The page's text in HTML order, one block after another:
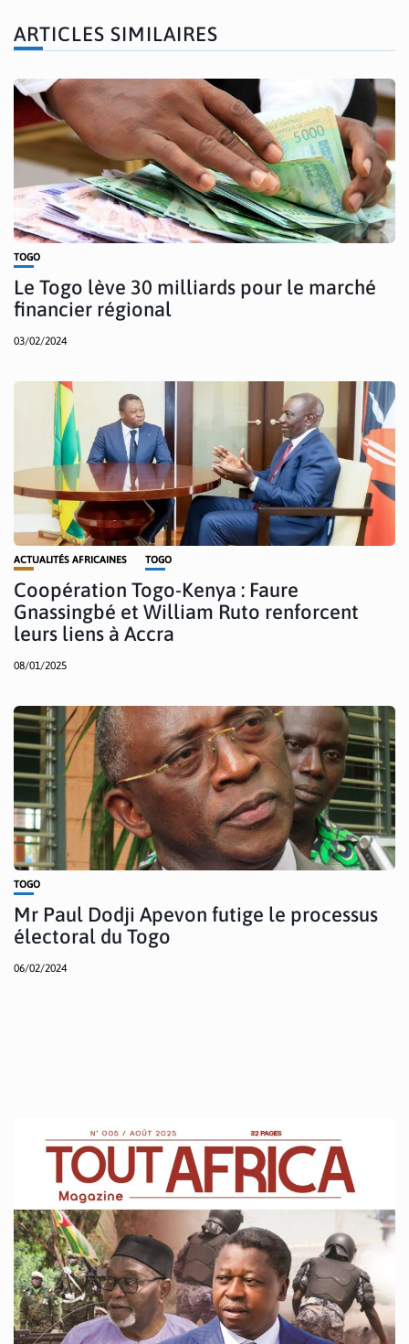
ARTICLES SIMILAIRES
TOGO
Le Togo lève 30 milliards pour le marché
financier régional
03/02/2024
ACTUALITÉS AFRICAINES TOGO
Coopération Togo-Kenya : Faure
Gnassingbé et William Ruto renforcent
leurs liens à Accra
08/01/2025
TOGO
Mr Paul Dodji Apevon futige le processus
électoral du Togo
06/02/2024